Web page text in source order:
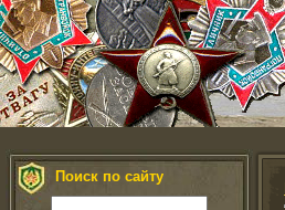
Поиск по сайту